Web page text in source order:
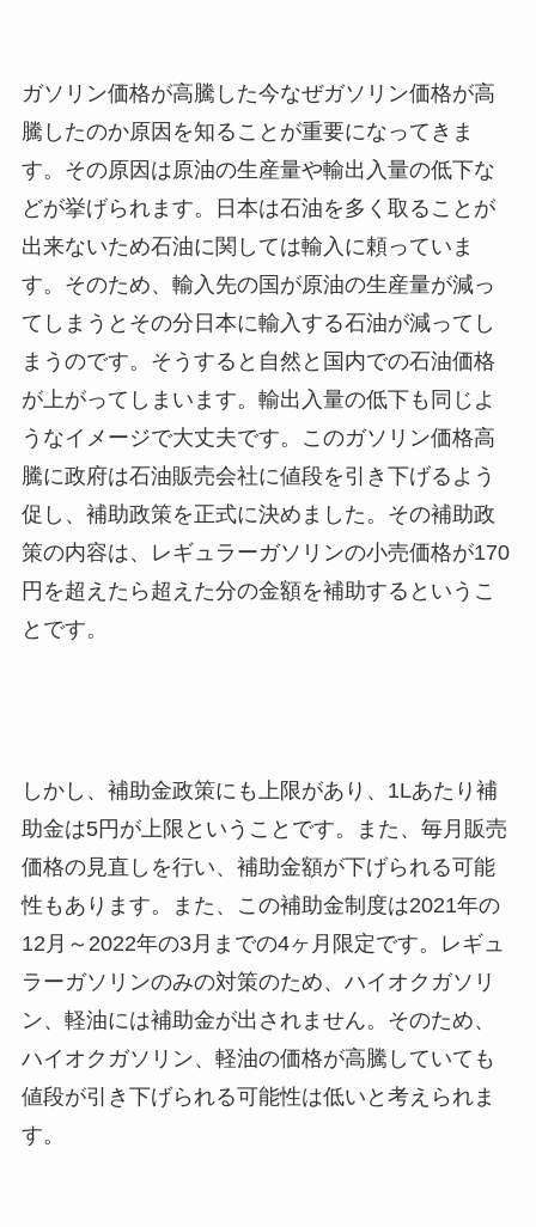
ガソリン価格が高騰した今なぜガソリン価格が高
騰したのか原因を知ることが重要になってきま
す。その原因は原油の生産量や輸出入量の低下な
どが挙げられます。日本は石油を多く取ることが
出来ないため石油に関しては輸入に頼っていま
す。そのため、輸入先の国が原油の生産量が減っ
てしまうとその分日本に輸入する石油が減ってし
まうのです。そうすると自然と国内での石油価格
が上がってしまいます。輸出入量の低下も同じよ
うなイメージで大丈夫です。このガソリン価格高
騰に政府は石油販売会社に値段を引き下げるよう
促し、補助政策を正式に決めました。その補助政
策の内容は、レギュラーガソリンの小売価格が170
円を超えたら超えた分の金額を補助するというこ
とです。
しかし、補助金政策にも上限があり、1Lあたり補
助金は5円が上限ということです。また、毎月販売
価格の見直しを行い、補助金額が下げられる可能
性もあります。また、この補助金制度は2021年の
12月～2022年の3月までの4ヶ月限定です。レギュ
ラーガソリンのみの対策のため、ハイオクガソリ
ン、軽油には補助金が出されません。そのため、
ハイオクガソリン、軽油の価格が高騰していても
値段が引き下げられる可能性は低いと考えられま
す。